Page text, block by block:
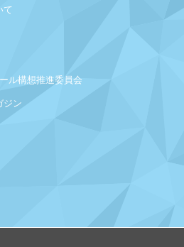
て
ル構想推進委員会
ジン